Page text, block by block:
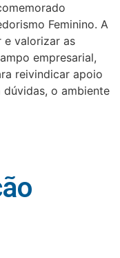
Feminino. A
valorizar as
empresarial,
reivindicar apoio
dúvidas, o ambiente